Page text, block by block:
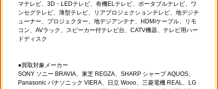
マテレビ、3D・LEDテレビ、有機ELテレビ、ポータブルテレビ、ワ
ンセグテレビ、薄型テレビ、リアプロジェクションテレビ、地デジチ
ューナー、プロジェクター、地デジアンテナ、HDMIケーブル、リモ
コン、AVラック、スピーカー付テレビ台、CATV機器、テレビ用ハー
ドディスク
●買取対象メーカー
SONY ソニー BRAVIA、東芝 REGZA、SHARP シャープ AQUOS、
Panasonic パナソニック VIERA、日立 Wooo、三菱電機 REAL、LG